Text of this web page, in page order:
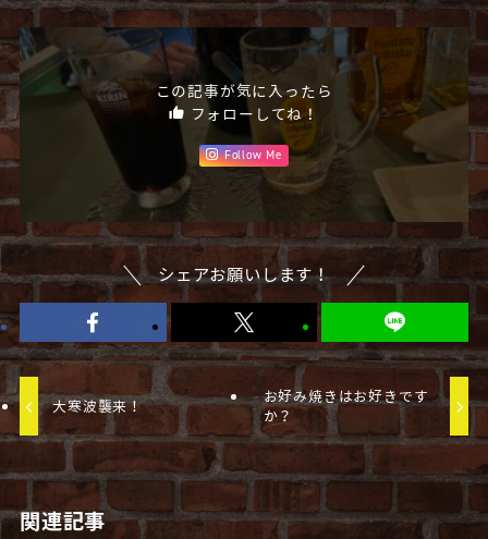
この記事が気に入ったら
フォローしてね！
Follow Me
シェアお願いします！
大寒波襲来！
お好み焼きはお好きです
か？
関連記事